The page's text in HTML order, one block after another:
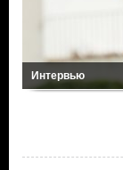
Интервью